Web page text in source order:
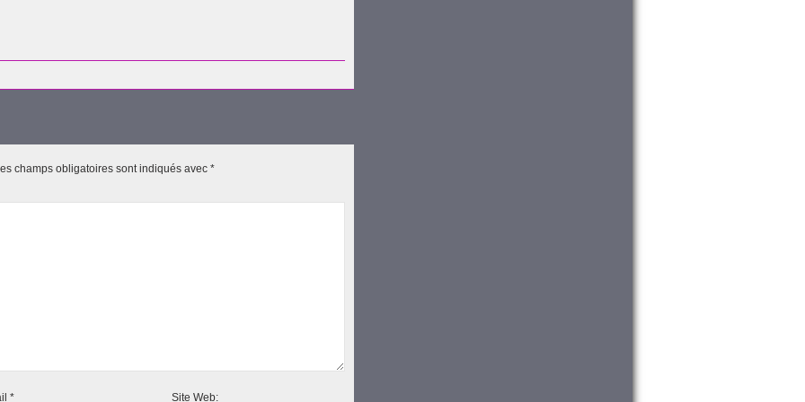
champs obligatoires sont indiqués avec *
* Site Web: